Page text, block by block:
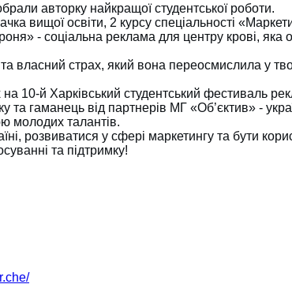
авторку найкращої студентської роботи.
вищої освіти, 2 курсу спеціальності
- соціальна реклама для центру крові, яка
власний страх, який вона переосмислила у
10-й Харківський студентський фестиваль
гаманець від партнерів МГ «Об’єктив» -
молодих талантів.
розвиватися у сфері маркетингу та бути
та підтримку!